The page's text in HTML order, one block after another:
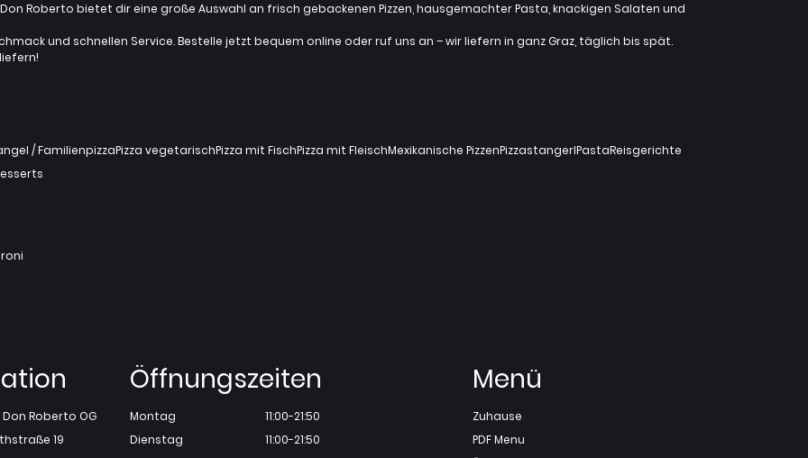
Roberto bietet dir eine große Auswahl an frisch gebackenen Pizzen, hausgemachter Pasta, knackigen Salaten und
und schnellen Service. Bestelle jetzt bequem online oder ruf uns an – wir liefern in ganz Graz, täglich bis spät.
/ FamilienpizzaPizza vegetarischPizza mit FischPizza mit FleischMexikanische PizzenPizzastangerlPastaReisgerichte
Don Roberto OG
19
Öffnungszeiten
Montag
Dienstag
11:00-21:50
11:00-21:50
Menü
Zuhause
PDF Menu